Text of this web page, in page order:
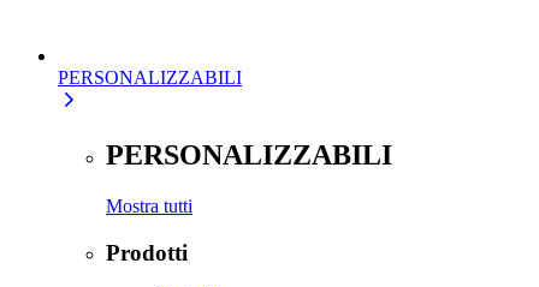
PERSONALIZZABILI
PERSONALIZZABILI
Mostra tutti
Prodotti